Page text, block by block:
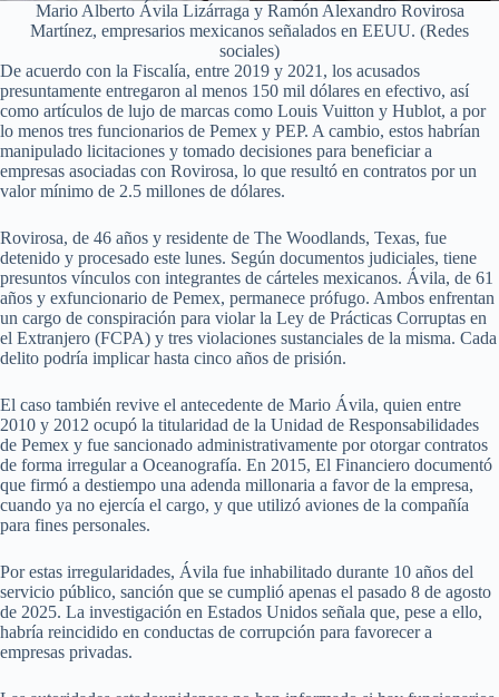
Mario Alberto Ávila Lizárraga y Ramón Alexandro Rovirosa
Martínez, empresarios mexicanos señalados en EEUU. (Redes
sociales)
De acuerdo con la Fiscalía, entre 2019 y 2021, los acusados
presuntamente entregaron al menos 150 mil dólares en efectivo, así
como artículos de lujo de marcas como Louis Vuitton y Hublot, a por
lo menos tres funcionarios de Pemex y PEP. A cambio, estos habrían
manipulado licitaciones y tomado decisiones para beneficiar a
empresas asociadas con Rovirosa, lo que resultó en contratos por un
valor mínimo de 2.5 millones de dólares.
Rovirosa, de 46 años y residente de The Woodlands, Texas, fue
detenido y procesado este lunes. Según documentos judiciales, tiene
presuntos vínculos con integrantes de cárteles mexicanos. Ávila, de 61
años y exfuncionario de Pemex, permanece prófugo. Ambos enfrentan
un cargo de conspiración para violar la Ley de Prácticas Corruptas en
el Extranjero (FCPA) y tres violaciones sustanciales de la misma. Cada
delito podría implicar hasta cinco años de prisión.
El caso también revive el antecedente de Mario Ávila, quien entre
2010 y 2012 ocupó la titularidad de la Unidad de Responsabilidades
de Pemex y fue sancionado administrativamente por otorgar contratos
de forma irregular a Oceanografía. En 2015, El Financiero documentó
que firmó a destiempo una adenda millonaria a favor de la empresa,
cuando ya no ejercía el cargo, y que utilizó aviones de la compañía
para fines personales.
Por estas irregularidades, Ávila fue inhabilitado durante 10 años del
servicio público, sanción que se cumplió apenas el pasado 8 de agosto
de 2025. La investigación en Estados Unidos señala que, pese a ello,
habría reincidido en conductas de corrupción para favorecer a
empresas privadas.